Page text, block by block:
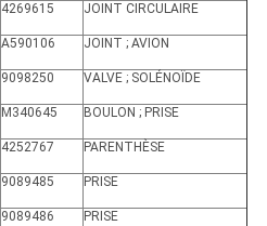
4269615 JOINT CIRCULAIRE
A590106 JOINT ; AVION
9098250 VALVE ; SOLÉNOÏDE
M340645 BOULON ; PRISE
4252767 PARENTHÈSE
9089485 PRISE
9089486 PRISE